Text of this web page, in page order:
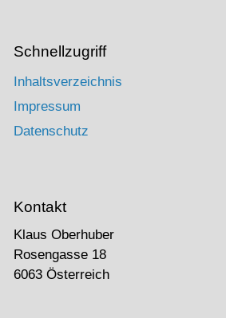
Schnellzugriff
Inhaltsverzeichnis
Impressum
Datenschutz
Kontakt
Klaus Oberhuber
Rosengasse 18
6063 Österreich